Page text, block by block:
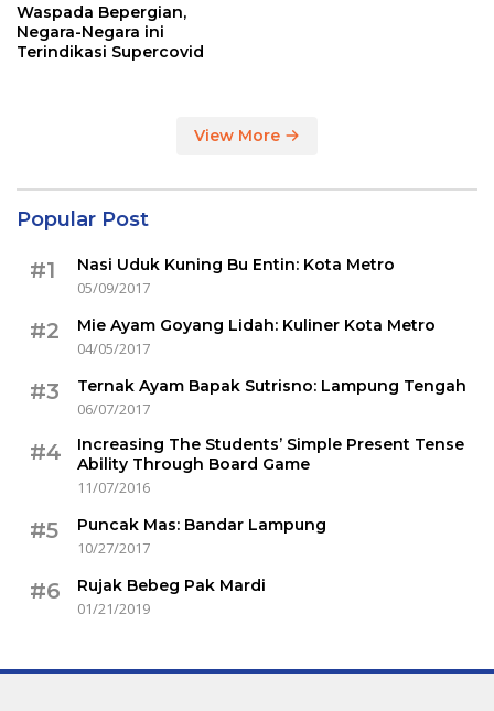
Waspada Bepergian,
Negara-Negara ini
Terindikasi Supercovid
View More
Popular Post
#1
Nasi Uduk Kuning Bu Entin: Kota Metro
05/09/2017
#2
Mie Ayam Goyang Lidah: Kuliner Kota Metro
04/05/2017
#3
Ternak Ayam Bapak Sutrisno: Lampung Tengah
06/07/2017
#4
Increasing The Students’ Simple Present Tense
Ability Through Board Game
11/07/2016
#5
Puncak Mas: Bandar Lampung
10/27/2017
#6
Rujak Bebeg Pak Mardi
01/21/2019